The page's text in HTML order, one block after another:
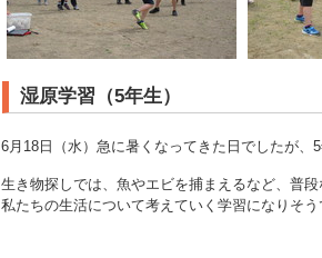
湿原学習（5年生）
6月18日（水）急に暑くなってきた日でしたが、
生き物探しでは、魚やエビを捕まえるなど、普
私たちの生活について考えていく学習になりそう